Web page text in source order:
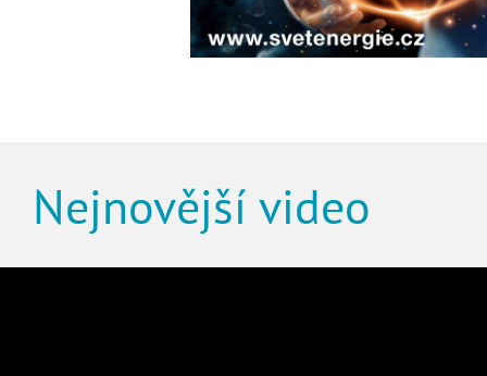
Nejnovější video